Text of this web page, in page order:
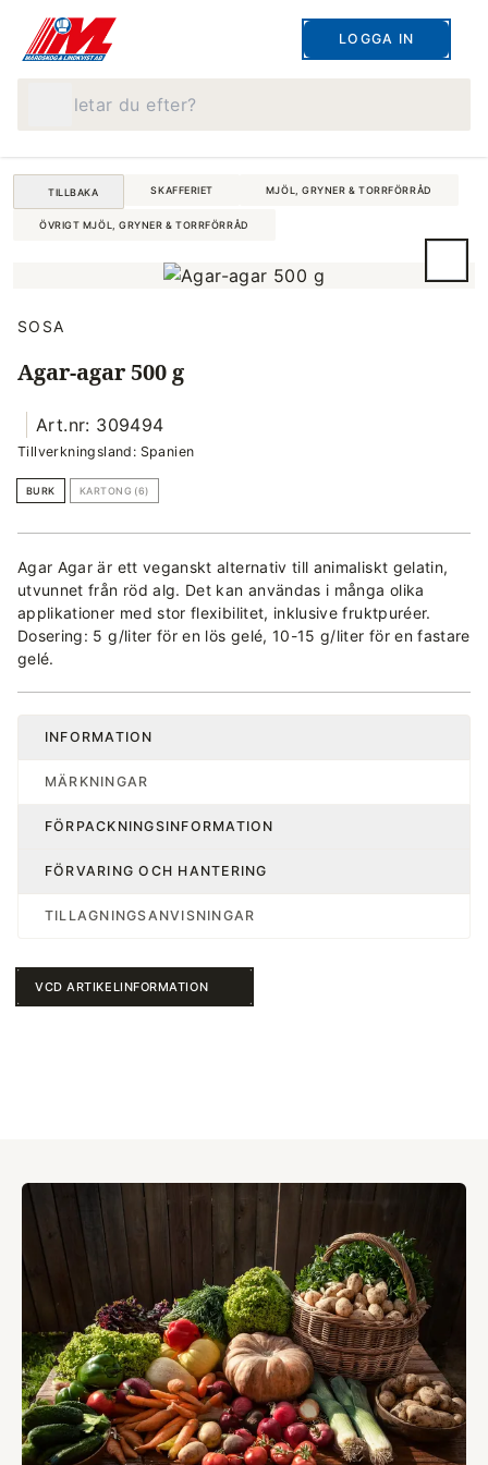
LOGGA IN
TILLBAKA SKAFFERIET MJÖL, GRYNER & TORRFÖRRÅD
ÖVRIGT MJÖL, GRYNER & TORRFÖRRÅD
SOSA
Agar-agar 500 g
Art.nr: 309494
Tillverkningsland: Spanien
BURK KARTONG (6)
Agar Agar är ett veganskt alternativ till animaliskt gelatin,
utvunnet från röd alg. Det kan användas i många olika
applikationer med stor flexibilitet, inklusive fruktpuréer.
Dosering: 5 g/liter för en lös gelé, 10-15 g/liter för en fastare
gelé.
INFORMATION
MÄRKNINGAR
FÖRPACKNINGSINFORMATION
FÖRVARING OCH HANTERING
TILLAGNINGSANVISNINGAR
VCD ARTIKELINFORMATION